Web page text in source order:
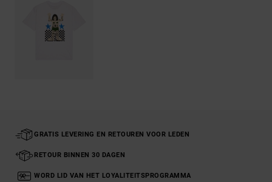
GRATIS LEVERING EN RETOUREN VOOR LEDEN
RETOUR BINNEN 30 DAGEN
WORD LID VAN HET LOYALITEITSPROGRAMMA